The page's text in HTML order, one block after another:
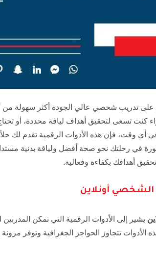
على تدريب شخصي عالي الجودة أكثر
كنت تسعى لتحقيق أهداف لياقة محددة، أو
وقت، فإن هذه الأدوات الرقمية تقدم لك
في رحلتك نحو صحة أفضل ولياقة بدنية
أهدافك بكفاءة وفعالية.
أونلاين
يشير إلى الأدوات الرقمية التي تمكن
هذه الأدوات تتجاوز الحواجز الجغرافية وتوفر